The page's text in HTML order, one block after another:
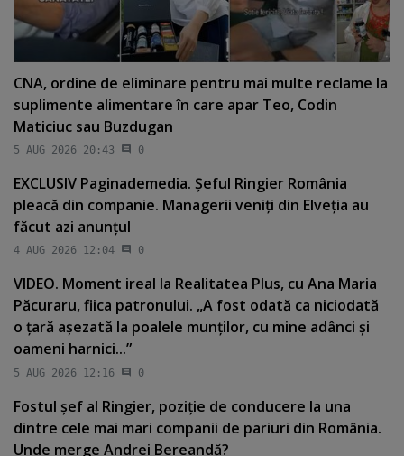
CNA, ordine de eliminare pentru mai multe reclame la
suplimente alimentare în care apar Teo, Codin
Maticiuc sau Buzdugan
5 AUG 2026 20:43 0
EXCLUSIV Paginademedia. Şeful Ringier România
pleacă din companie. Managerii veniţi din Elveţia au
făcut azi anunţul
4 AUG 2026 12:04 0
VIDEO. Moment ireal la Realitatea Plus, cu Ana Maria
Păcuraru, fiica patronului. „A fost odată ca niciodată
o ţară aşezată la poalele munţilor, cu mine adânci şi
oameni harnici...”
5 AUG 2026 12:16 0
Fostul şef al Ringier, poziţie de conducere la una
dintre cele mai mari companii de pariuri din România.
Unde merge Andrei Bereandă?